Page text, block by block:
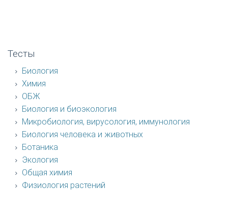
Тесты
Биология
Химия
ОБЖ
Биология и биоэкология
Микробиология, вирусология, иммунология
Биология человека и животных
Ботаника
Экология
Общая химия
Физиология растений